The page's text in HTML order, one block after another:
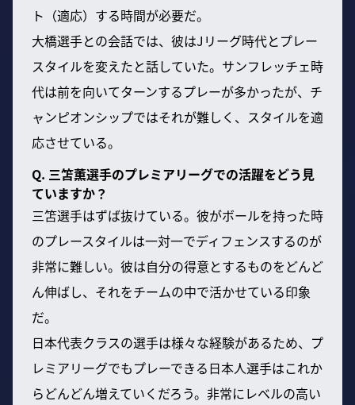
ト（適応）する時間が必要だ。
大橋選手との会話では、彼はJリーグ時代とプレー
スタイルを変えたと話していた。サンフレッチェ時
代は前を向いてターンするプレーが多かったが、チ
ャンピオンシップではそれが難しく、スタイルを適
応させている。
Q. 三笘薫選手のプレミアリーグでの活躍をどう見
ていますか？
三笘選手はずば抜けている。彼がボールを持った時
のプレースタイルは一対一でディフェンスするのが
非常に難しい。彼は自分の得意とするものをどんど
ん伸ばし、それをチームの中で活かせている印象
だ。
日本代表クラスの選手は様々な経験があるため、プ
レミアリーグでもプレーできる日本人選手はこれか
らどんどん増えていくだろう。非常にレベルの高い